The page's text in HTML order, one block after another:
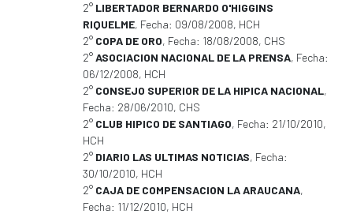
2° LIBERTADOR BERNARDO O'HIGGINS
RIQUELME, Fecha: 09/08/2008, HCH
2° COPA DE ORO, Fecha: 18/08/2008, CHS
2°ASOCIACION NACIONAL DE LA PRENSA, Fecha:
06/12/2008, HCH
2° CONSEJO SUPERIOR DE LA HIPICA NACIONAL,
Fecha: 28/06/2010, CHS
2° CLUB HIPICO DE SANTIAGO, Fecha: 21/10/2010,
HCH
2° DIARIO LAS ULTIMAS NOTICIAS, Fecha:
30/10/2010, HCH
2° CAJA DE COMPENSACION LA ARAUCANA,
Fecha: 11/12/2010, HCH